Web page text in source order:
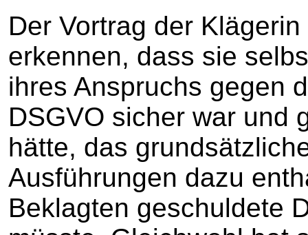
Der Vortrag der
erkennen, dass sie
ihres Anspruchs gegen
DSGVO sicher war und
hätte, das
Ausführungen dazu
Beklagten geschuldete